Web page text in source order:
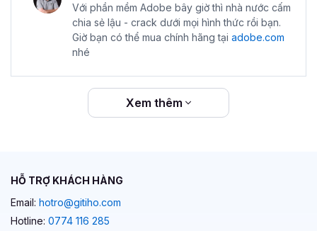
Với phần mềm Adobe bây giờ thì nhà nước cấm
chia sẻ lậu - crack dưới mọi hình thức rồi bạn.
Giờ bạn có thể mua chính hãng tại adobe.com
nhé
Xem thêm
HỖ TRỢ KHÁCH HÀNG
Email: hotro@gitiho.com
Hotline: 0774 116 285